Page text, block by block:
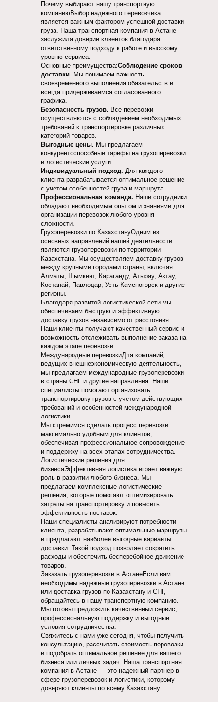
Почему выбирают нашу транспортную
компаниюВыбор надежного перевозчика
является важным фактором успешной доставки
груза. Наша транспортная компания в Астане
заслужила доверие клиентов благодаря
ответственному подходу к работе и высокому
уровню сервиса.
Основные преимущества:Соблюдение сроков
доставки. Мы понимаем важность
своевременного выполнения обязательств и
всегда придерживаемся согласованного
графика.
Безопасность грузов. Все перевозки
осуществляются с соблюдением необходимых
требований к транспортировке различных
категорий товаров.
Выгодные цены. Мы предлагаем
конкурентоспособные тарифы на грузоперевозки
и логистические услуги.
Индивидуальный подход. Для каждого
клиента разрабатывается оптимальное решение
с учетом особенностей груза и маршрута.
Профессиональная команда. Наши сотрудники
обладают необходимым опытом и знаниями для
организации перевозок любого уровня
сложности.
Грузоперевозки по КазахстануОдним из
основных направлений нашей деятельности
являются грузоперевозки по территории
Казахстана. Мы осуществляем доставку грузов
между крупными городами страны, включая
Алматы, Шымкент, Караганду, Атырау, Актау,
Костанай, Павлодар, Усть-Каменогорск и другие
регионы.
Благодаря развитой логистической сети мы
обеспечиваем быструю и эффективную
доставку грузов независимо от расстояния.
Наши клиенты получают качественный сервис и
возможность отслеживать выполнение заказа на
каждом этапе перевозки.
Международные перевозкиДля компаний,
ведущих внешнеэкономическую деятельность,
мы предлагаем международные грузоперевозки
в страны СНГ и другие направления. Наши
специалисты помогают организовать
транспортировку грузов с учетом действующих
требований и особенностей международной
логистики.
Мы стремимся сделать процесс перевозки
максимально удобным для клиентов,
обеспечивая профессиональное сопровождение
и поддержку на всех этапах сотрудничества.
Логистические решения для
бизнесаЭффективная логистика играет важную
роль в развитии любого бизнеса. Мы
предлагаем комплексные логистические
решения, которые помогают оптимизировать
затраты на транспортировку и повысить
эффективность поставок.
Наши специалисты анализируют потребности
клиента, разрабатывают оптимальные маршруты
и предлагают наиболее выгодные варианты
доставки. Такой подход позволяет сократить
расходы и обеспечить бесперебойное движение
товаров.
Заказать грузоперевозки в АстанеЕсли вам
необходимы надежные грузоперевозки в Астане
или доставка грузов по Казахстану и СНГ,
обращайтесь в нашу транспортную компанию.
Мы готовы предложить качественный сервис,
профессиональную поддержку и выгодные
условия сотрудничества.
Свяжитесь с нами уже сегодня, чтобы получить
консультацию, рассчитать стоимость перевозки
и подобрать оптимальное решение для вашего
бизнеса или личных задач. Наша транспортная
компания в Астане — это надежный партнер в
сфере грузоперевозок и логистики, которому
доверяют клиенты по всему Казахстану.